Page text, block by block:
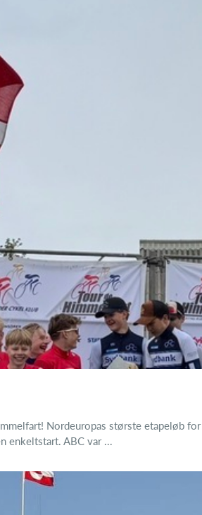
Nordeuropas største etapeløb
enkeltstart. ABC var ...